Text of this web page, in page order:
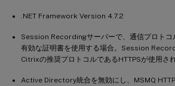
.NET Framework Version 4.7.2
Session Recordingサーバーで、通信プロトコ
有効な証明書を使用する場合。Session
Citrixの推奨プロトコルであるHTTPSが使用され
Active Directory統合を無効にし、MSMQ